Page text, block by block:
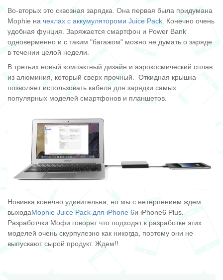
Во-вторых это сквозная зарядка. Она первая была придумана
Mophie на чехлах с аккумулятороми Juice Pack . Конечно очень
удобная фунция. Заряжается смартфон и Power Bank
одноверменно и с таким "багажом" можно не думать о заряде
в течении целой недели.
В третьих новый компактный дизайн и аэрокосмический сплав
из алюминия, который сверх прочный. Откидная крышка
позволяет использовать кабеля для зарядки самых
популярных моделей смартфонов и планшетов.
Новинка конечно удивительна, но мы с нетерпением ждем
выходаMophie Juice Pack для iPhone 6и iPhone6 Plus.
Разработчки Мофи говорят что подходят к разработке этих
моделей очень скурпулезно как никогда, поэтому они не
выпускают сырой продукт. Ждем!!